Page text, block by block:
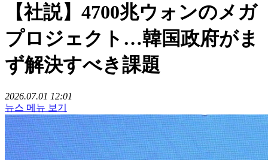
【社説】4700兆ウォンのメガ
プロジェクト…韓国政府がま
ず解決すべき課題
2026.07.01 12:01
뉴스 메뉴 보기